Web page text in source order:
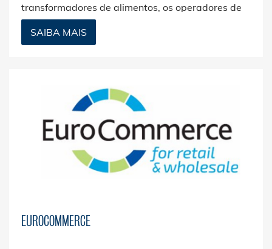
transformadores de alimentos, os operadores de
serviços alimentares e os retalhistas, podem
comprometer-se a realizar para melhorar e
SAIBA MAIS
EUROCOMMERCE